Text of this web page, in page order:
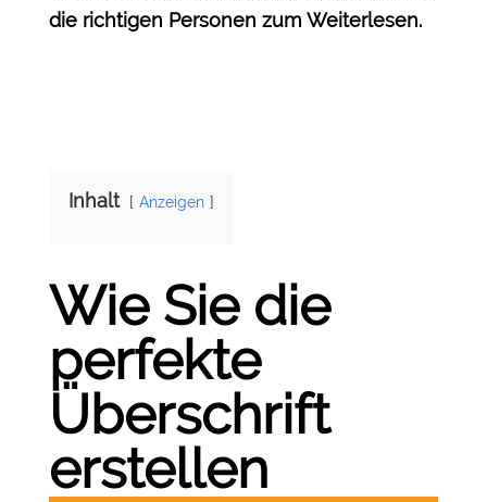
die richtigen Personen zum Weiterlesen.
Inhalt Anzeigen
Wie Sie die
perfekte
Überschrift
erstellen